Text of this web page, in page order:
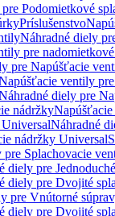
Podomietkové
Príslušenstvo
Náhradné diely
pre
pre Napúšťacie
ventily
diely pre
nádržky
Náhradné
nádržky Universal
pre Splachovacie
diely pre
diely pre Dvojité
pre Vnútorné
diely pre Dvojité